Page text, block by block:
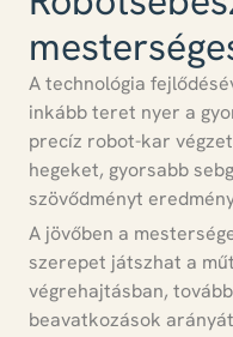
A technológia
inkább teret nyer a
precíz robot-kar
hegeket, gyorsabb
szövődményt
A jövőben a
szerepet játszhat a
végrehajtásban,
beavatkozások